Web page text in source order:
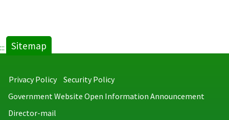
::: Sitemap
Privacy Policy
Security Policy
Government Website Open Information Announcement
Director-mail